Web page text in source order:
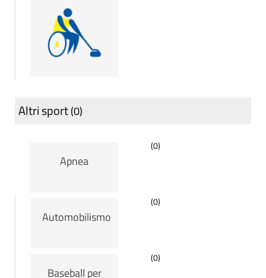
Altri sport(0)
Apnea
(0)
Automobilismo
(0)
Baseball per
(0)